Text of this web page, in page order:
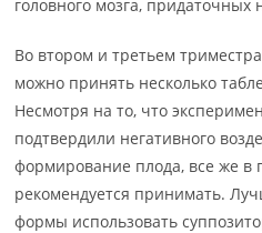
головного мозга, придаточных
Во втором и третьем
можно принять несколько
Несмотря на то, что
подтвердили негативного
формирование плода, все же в
рекомендуется принимать.
формы использовать